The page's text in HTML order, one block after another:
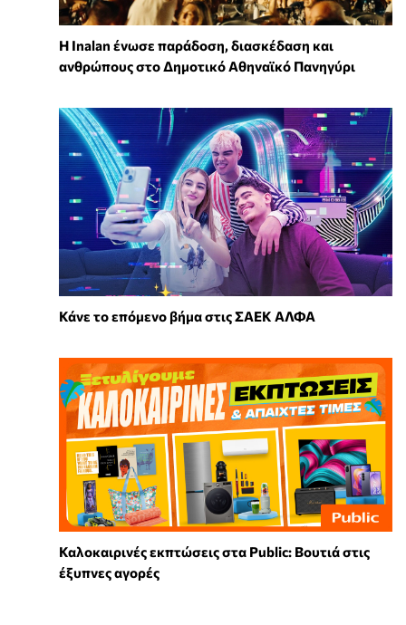
Η Inalan ένωσε παράδοση, διασκέδαση και
ανθρώπους στο Δημοτικό Αθηναϊκό Πανηγύρι
Κάνε το επόμενο βήμα στις ΣΑΕΚ ΑΛΦΑ
Καλοκαιρινές εκπτώσεις στα Public: Βουτιά στις
έξυπνες αγορές